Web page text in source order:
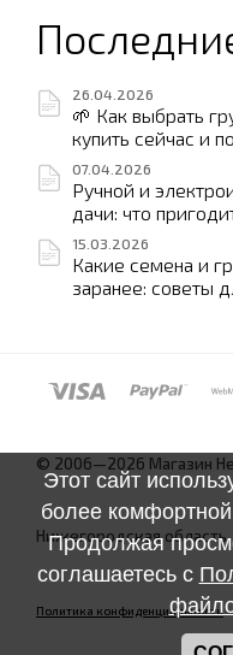
26.04.2026
🌱 Как выбрать
купить сейчас и
07.04.2026
Ручной и
дачи: что
15.03.2026
Какие семена и
заранее: советы
© 2006—2026 Магазин
Нижегородская область.
Политика конфиденциальности
Этот сайт
более
Продолжая
соглашаетесь с